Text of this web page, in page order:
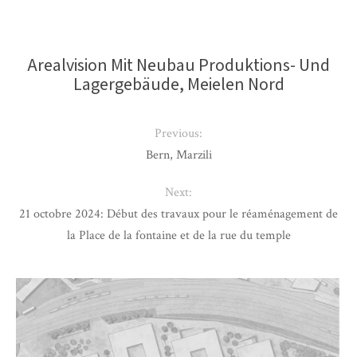
Arealvision Mit Neubau Produktions- Und
Lagergebäude, Meielen Nord
Previous:
Bern, Marzili
Next:
21 octobre 2024: Début des travaux pour le réaménagement de
la Place de la fontaine et de la rue du temple